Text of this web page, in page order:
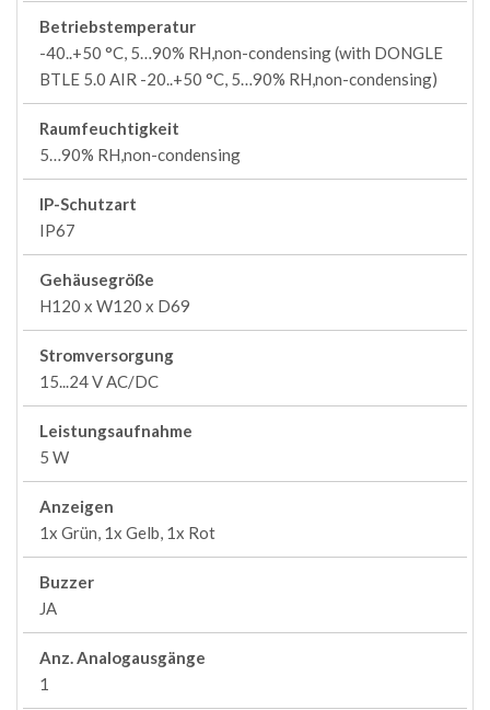
Betriebstemperatur
-40..+50 °C, 5…90% RH,non-condensing (with DONGLE
BTLE 5.0 AIR -20..+50 °C, 5…90% RH,non-condensing)
Raumfeuchtigkeit
5…90% RH,non-condensing
IP-Schutzart
IP67
Gehäusegröße
H120 x W120 x D69
Stromversorgung
15...24 V AC/DC
Leistungsaufnahme
5 W
Anzeigen
1x Grün, 1x Gelb, 1x Rot
Buzzer
JA
Anz. Analogausgänge
1